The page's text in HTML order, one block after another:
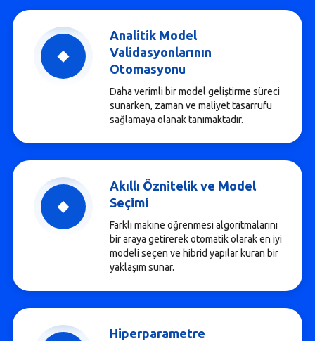
Analitik Model
Validasyonlarının
Otomasyonu
Daha verimli bir model geliştirme süreci
sunarken, zaman ve maliyet tasarrufu
sağlamaya olanak tanımaktadır.
Akıllı Öznitelik ve Model
Seçimi
Farklı makine öğrenmesi algoritmalarını
bir araya getirerek otomatik olarak en iyi
modeli seçen ve hibrid yapılar kuran bir
yaklaşım sunar.
Hiperparametre